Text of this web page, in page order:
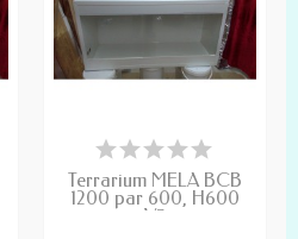
DÉLAI DE FABRICATION
D'UN MOIS
Terrarium MELA BCB
1200 par 600, H600
V3